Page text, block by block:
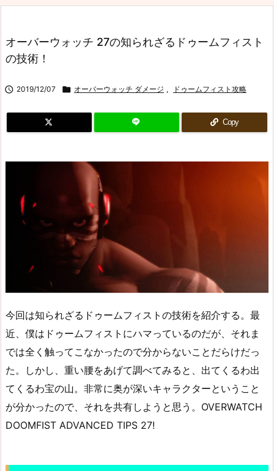
オーバーウォッチ 27の知られざるドゥームフィスト
の技術！
 2019/12/07  オーバーウォッチ ダメージ , ドゥームフィスト攻略
Copy
今回は知られざるドゥームフィストの技術を紹介する。最
近、僕はドゥームフィストにハマっているのだが、それま
では全く触ってこなかったので分からないことだらけだっ
た。しかし、重い腰をあげて調べてみると、出てくるわ出
てくるわ宝の山。非常に奥が深いキャラクターということ
が分かったので、それを共有しようと思う。OVERWATCH
DOOMFIST ADVANCED TIPS 27!